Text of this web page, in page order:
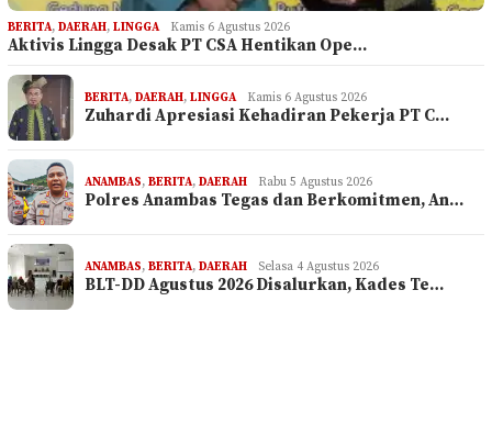
BERITA, DAERAH, LINGGA Kamis 6 Agustus 2026
Aktivis Lingga Desak PT CSA Hentikan Ope…
BERITA, DAERAH, LINGGA Kamis 6 Agustus 2026
Zuhardi Apresiasi Kehadiran Pekerja PT C…
ANAMBAS, BERITA, DAERAH Rabu 5 Agustus 2026
Polres Anambas Tegas dan Berkomitmen, An…
ANAMBAS, BERITA, DAERAH Selasa 4 Agustus 2026
BLT-DD Agustus 2026 Disalurkan, Kades Te…